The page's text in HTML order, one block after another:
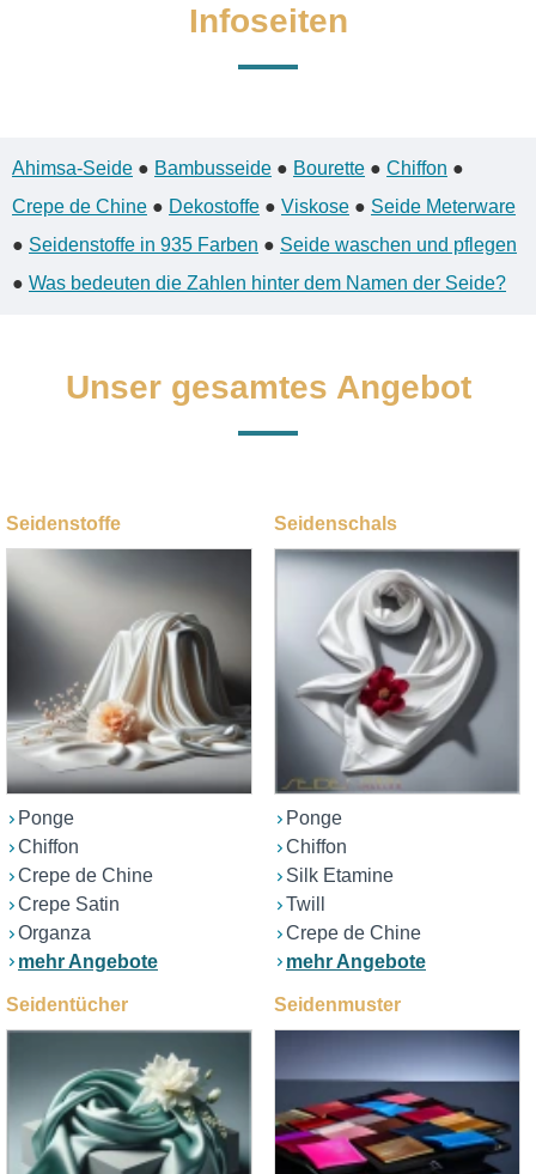
Infoseiten
Ahimsa-Seide ● Bambusseide ● Bourette ● Chiffon ●
Crepe de Chine ● Dekostoffe ● Viskose ● Seide Meterware
● Seidenstoffe in 935 Farben ● Seide waschen und pflegen
● Was bedeuten die Zahlen hinter dem Namen der Seide?
Unser gesamtes Angebot
Seidenstoffe
Ponge
Chiffon
Crepe de Chine
Crepe Satin
Organza
mehr Angebote
Seidenschals
Ponge
Chiffon
Silk Etamine
Twill
Crepe de Chine
mehr Angebote
Seidentücher Seidenmuster